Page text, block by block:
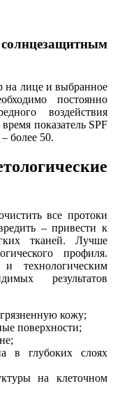
лице и выбранное
постоянно
воздействия
показатель SPF
более 50.
все протоки
– привести к
тканей. Лучше
профиля.
технологическим
результатов
кожу;
поверхности;
в глубоких слоях
на клеточном